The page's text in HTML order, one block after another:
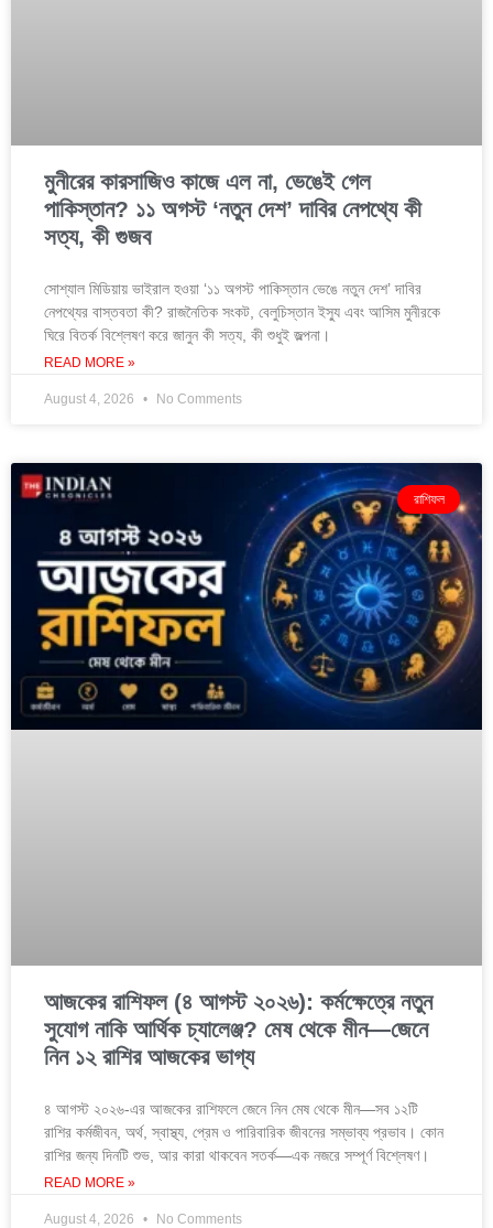
মুনীরের কারসাজিও কাজে এল না, ভেঙেই গেল
পাকিস্তান? ১১ অগস্ট ‘নতুন দেশ’ দাবির নেপথ্যে কী
সত্য, কী গুজব
সোশ্যাল মিডিয়ায় ভাইরাল হওয়া ‘১১ অগস্ট পাকিস্তান ভেঙে নতুন দেশ’ দাবির
নেপথ্যের বাস্তবতা কী? রাজনৈতিক সংকট, বেলুচিস্তান ইস্যু এবং আসিম মুনীরকে
ঘিরে বিতর্ক বিশ্লেষণ করে জানুন কী সত্য, কী শুধুই জল্পনা।
READ MORE »
August 4, 2026 No Comments
রাশিফল
আজকের রাশিফল (৪ আগস্ট ২০২৬): কর্মক্ষেত্রে নতুন
সুযোগ নাকি আর্থিক চ্যালেঞ্জ? মেষ থেকে মীন—জেনে
নিন ১২ রাশির আজকের ভাগ্য
৪ আগস্ট ২০২৬-এর আজকের রাশিফলে জেনে নিন মেষ থেকে মীন—সব ১২টি
রাশির কর্মজীবন, অর্থ, স্বাস্থ্য, প্রেম ও পারিবারিক জীবনের সম্ভাব্য প্রভাব। কোন
রাশির জন্য দিনটি শুভ, আর কারা থাকবেন সতর্ক—এক নজরে সম্পূর্ণ বিশ্লেষণ।
READ MORE »
August 4, 2026 No Comments